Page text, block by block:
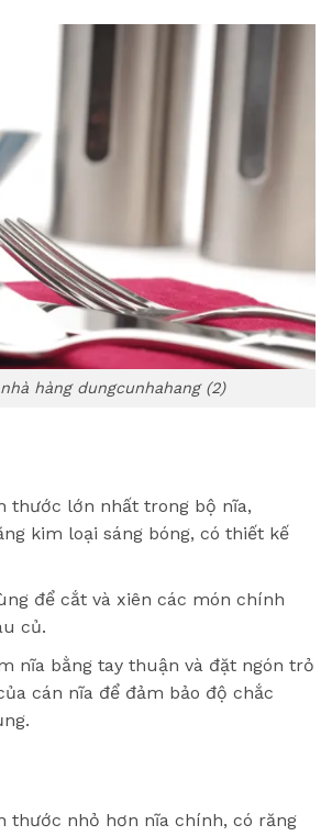
hàng dungcunhahang (2)
thước lớn nhất trong bộ nĩa,
kim loại sáng bóng, có thiết kế
để cắt và xiên các món chính
củ.
nĩa bằng tay thuận và đặt ngón trỏ
cán nĩa để đảm bảo độ chắc
thước nhỏ hơn nĩa chính, có răng